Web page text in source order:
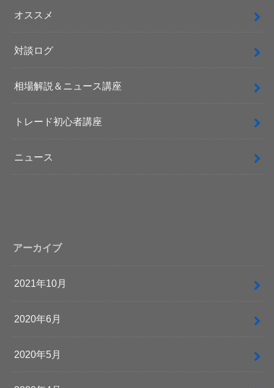
オススメ
対談ログ
相場解説＆ニュース講座
トレード初心者講座
ニュース
アーカイブ
2021年10月
2020年6月
2020年5月